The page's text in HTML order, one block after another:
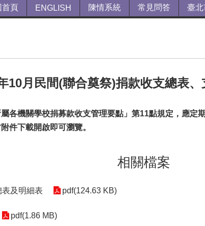
首頁 ENGLISH 陳情系統 常見問答 臺
10月民間(聯合奠祭)捐款收支總表
各機關學校捐募款收支管理要點」第11點規定，應定
件下載開啟即可瀏覽。
相關檔案
及明細表 pdf(124.63 KB)
pdf(1.86 MB)